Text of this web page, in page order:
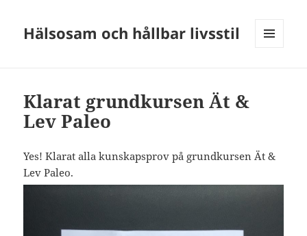
Hälsosam och hållbar livsstil
Klarat grundkursen Ät &
Lev Paleo
Yes! Klarat alla kunskapsprov på grundkursen Ät &
Lev Paleo.